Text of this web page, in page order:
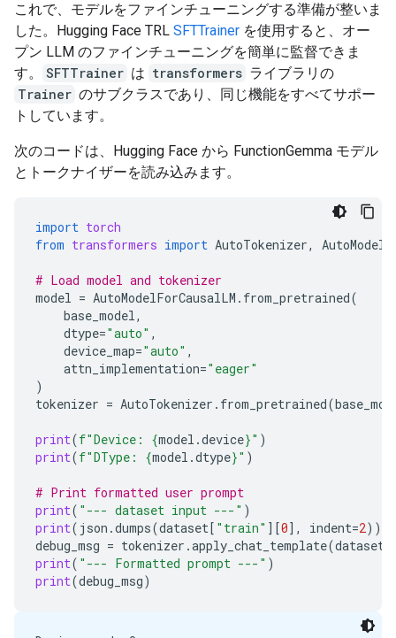
これで、モデルをファインチューニングする準備が整いま
した。Hugging Face TRL SFTTrainer を使用すると、オー
プン LLM のファインチューニングを簡単に監督できま
す。
SFTTrainer は transformers ライブラリの
Trainer のサブクラスであり、同じ機能をすべてサポー
トしています。
次のコードは、Hugging Face から FunctionGemma モデル
とトークナイザーを読み込みます。
import torch
from transformers import AutoTokenizer,
# Load model and tokenizer
model = AutoModelForCausalLM . from_pretrained(
base_model,
dtype="auto" ,
device_map="auto" ,
attn_implementation="eager"
)
tokenizer = AutoTokenizer . from_pretrained(
print(f"Device: {model .device}" )
print(f"DType: {model .dtype}" )
# Print formatted user prompt
print( "--- dataset input ---" )
print( json .dumps(dataset[ "train" ][0], indent=2))
debug_msg = tokenizer .apply_chat_template(dataset
print( "--- Formatted prompt ---" )
print(debug_msg)